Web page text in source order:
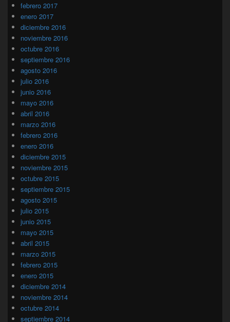
febrero 2017
enero 2017
diciembre 2016
noviembre 2016
octubre 2016
septiembre 2016
agosto 2016
julio 2016
junio 2016
mayo 2016
abril 2016
marzo 2016
febrero 2016
enero 2016
diciembre 2015
noviembre 2015
octubre 2015
septiembre 2015
agosto 2015
julio 2015
junio 2015
mayo 2015
abril 2015
marzo 2015
febrero 2015
enero 2015
diciembre 2014
noviembre 2014
octubre 2014
septiembre 2014